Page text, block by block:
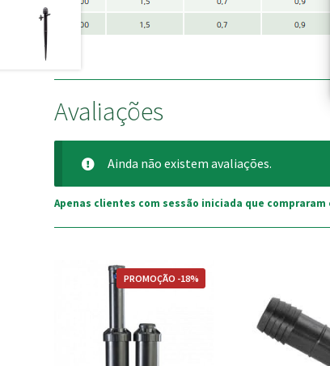
Avaliações
Ainda não existem avaliações.
Apenas clientes com sessão iniciada que
PROMOÇÃO -18%
multiple
variants.